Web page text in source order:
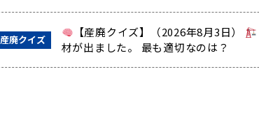
産廃クイズ 【産廃クイズ】（2026年8月3日）
材が出ました。 最も適切なのは？